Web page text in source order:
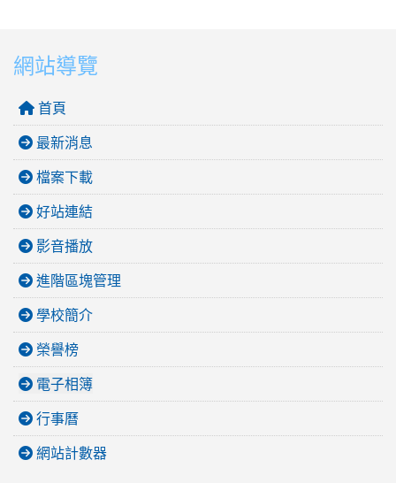
網站導覽
首頁
最新消息
檔案下載
好站連結
影音播放
進階區塊管理
學校簡介
榮譽榜
電子相簿
行事曆
網站計數器